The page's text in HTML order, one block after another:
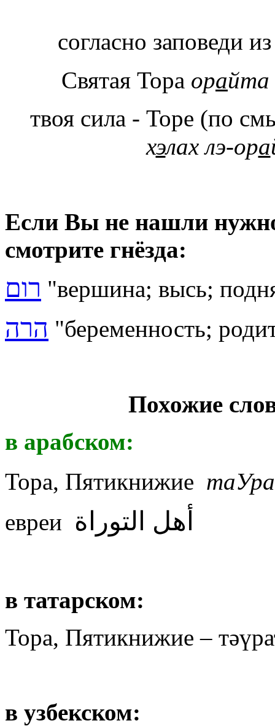
согласно заповеди
Святая Тора орайта
твоя сила - Торе (по
хэлах лэ-ора
Если Вы не нашли
смотрите гнёзда:
רום "вершина; высь;
הרה "беременность;
Похожие
в арабском:
Тора, Пятикнижие
евреи أهل التوراة
в татарском:
Тора, Пятикнижие –
в узбекском: